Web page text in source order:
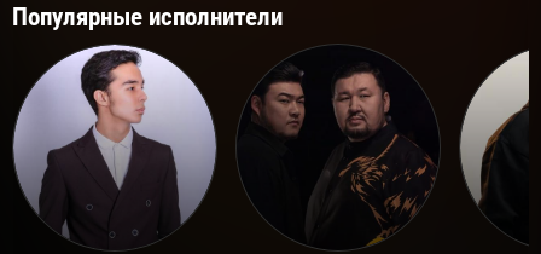
Популярные исполнители